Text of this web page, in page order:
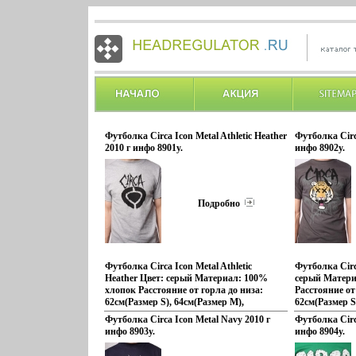
Футболка Circa Icon Metal Athletic Heather
2010 г инфо 8901y.
Подробно
Футболка Circa Icon Metal Athletic
Heather Цвет: серый Материал: 100%
хлопок Расстояние от горла до низа:
62см(Размер S), 64см(Размер M),
66см(Размер L) Ширина: 44см(Размер
S), 46см(Размер M), 48см(Размер L)бьцгс
Производитель: Circa Размеры: L, M, S
1999 – это год рождения CIRCA
Футболка Circa Icon Metal Navy 2010 г
инфо 8903y.
Футболка
инфо 8902y.
Футболка
серый
Расстояние
62см(Размер
66см(Размер
S),
1999 – это
Футболка
инфо 8904y.